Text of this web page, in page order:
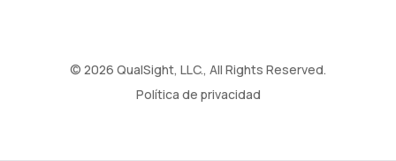
© 2026 QualSight, LLC., All Rights Reserved.
Política de privacidad